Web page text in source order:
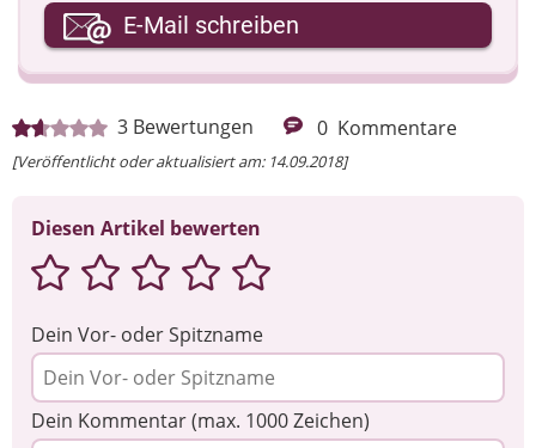
3 Bewertungen 0 Kommentare
[Veröffentlicht oder aktualisiert am: 14.09.2018]
Diesen Artikel bewerten
Dein Vor- oder Spitzname
Dein Kommentar (max. 1000 Zeichen)
Ihre E-Mail-Adresse
Ihre Nachricht
E-Mail schreiben